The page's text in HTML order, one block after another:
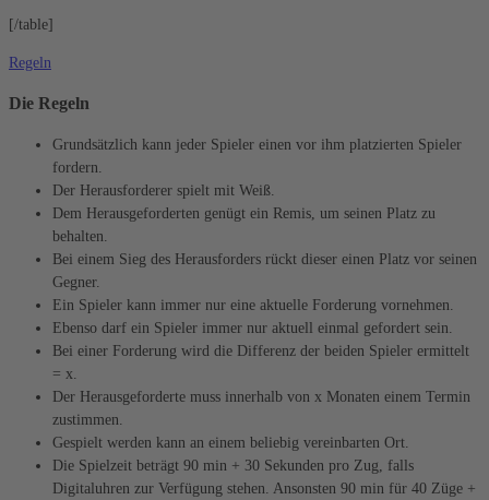
[/table]
Regeln
Die Regeln
Grundsätzlich kann jeder Spieler einen vor ihm platzierten Spieler
fordern.
Der Herausforderer spielt mit Weiß.
Dem Herausgeforderten genügt ein Remis, um seinen Platz zu
behalten.
Bei einem Sieg des Herausforders rückt dieser einen Platz vor seinen
Gegner.
Ein Spieler kann immer nur eine aktuelle Forderung vornehmen.
Ebenso darf ein Spieler immer nur aktuell einmal gefordert sein.
Bei einer Forderung wird die Differenz der beiden Spieler ermittelt
= x.
Der Herausgeforderte muss innerhalb von x Monaten einem Termin
zustimmen.
Gespielt werden kann an einem beliebig vereinbarten Ort.
Die Spielzeit beträgt 90 min + 30 Sekunden pro Zug, falls
Digitaluhren zur Verfügung stehen. Ansonsten 90 min für 40 Züge +